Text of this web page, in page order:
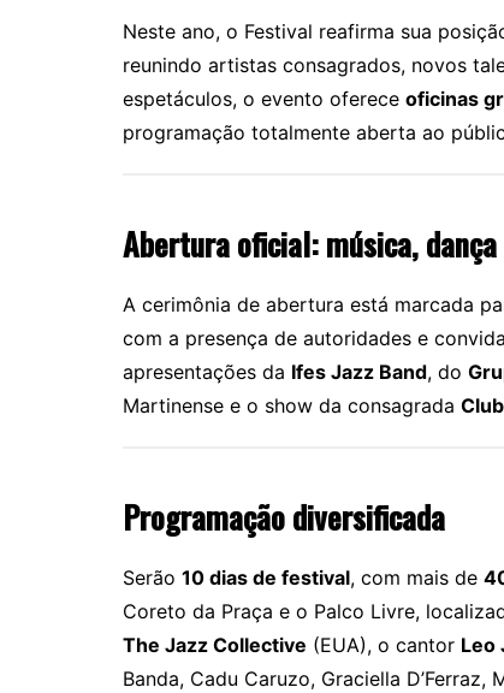
k
Neste ano, o Festival reafirma sua
reunindo artistas consagrados, novos
espetáculos, o evento oferece oficinas
programação totalmente aberta ao
Abertura oficial: música,
A cerimônia de abertura está marcada
com a presença de autoridades e
apresentações da Ifes Jazz Band, do
Martinense e o show da consagrada
Programação diversificada
Serão 10 dias de festival, com mais de
Coreto da Praça e o Palco Livre,
The Jazz Collective (EUA), o cantor Leo
Banda, Cadu Caruzo, Graciella D’Ferraz,